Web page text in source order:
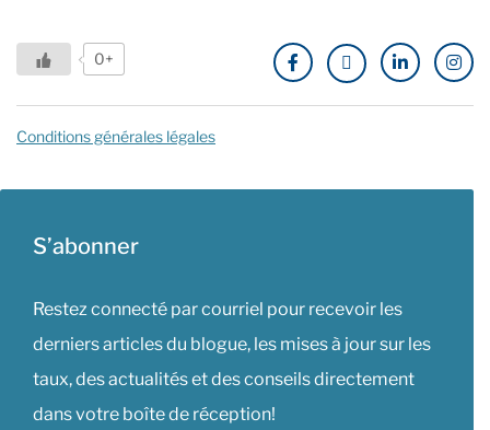
0+
Conditions générales légales
S’abonner
Restez connecté par courriel pour recevoir les
derniers articles du blogue, les mises à jour sur les
taux, des actualités et des conseils directement
dans votre boîte de réception!